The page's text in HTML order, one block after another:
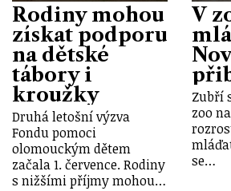
Rodiny mohou
získat podporu
na dětské
tábory i
kroužky
Druhá letošní výzva
Fondu pomoci
olomouckým dětem
začala 1. července. Rodiny
s nižšími příjmy mohou…
V
Zubří
zoo
se…